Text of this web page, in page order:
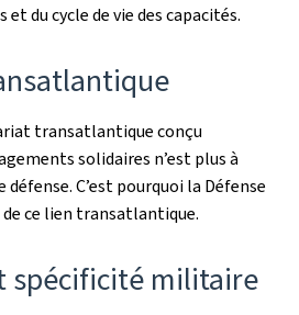
du cycle de vie des capacités.
transatlantique conçu
solidaires n’est plus à
C’est pourquoi la Défense
ce lien transatlantique.
spécificité militaire